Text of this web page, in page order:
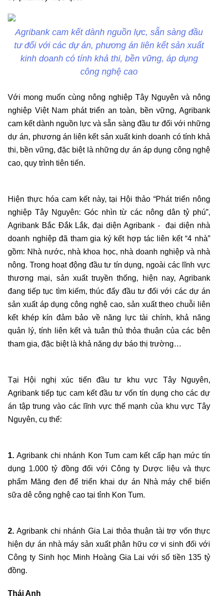
Agribank cam kết dành nguồn lực, sẵn sàng đầu
tư đối với các dự án, phương án liên kết sản xuất
kinh doanh có tính khả thi, bền vững, áp dụng
công nghệ cao
Với mong muốn cùng nông nghiệp Tây Nguyên và nông
nghiệp Việt Nam phát triển an toàn, bền vững, Agribank
cam kết dành nguồn lực và sẵn sàng đầu tư đối với những
dự án, phương án liên kết sản xuất kinh doanh có tính khả
thi, bền vững, đặc biệt là những dự án áp dụng công nghệ
cao, quy trình tiên tiến.
Hiện thực hóa cam kết này, tại Hội thảo “Phát triển nông
nghiệp Tây Nguyên: Góc nhìn từ các nông dân tỷ phú”,
Agribank Bắc Đắk Lắk, đại diện Agribank - đại diện nhà
doanh nghiệp đã tham gia ký kết hợp tác liên kết “4 nhà”
gồm: Nhà nước, nhà khoa học, nhà doanh nghiệp và nhà
nông. Trong hoạt động đầu tư tín dụng, ngoài các lĩnh vực
thương mại, sản xuất truyền thống, hiện nay, Agribank
đang tiếp tục tìm kiếm, thúc đẩy đầu tư đối với các dự án
sản xuất áp dụng công nghệ cao, sản xuất theo chuỗi liên
kết khép kín đảm bảo về năng lực tài chính, khả năng
quản lý, tính liên kết và tuân thủ thỏa thuận của các bên
tham gia, đặc biệt là khả năng dự báo thị trường…
Tại Hội nghị xúc tiến đầu tư khu vực Tây Nguyên,
Agribank tiếp tục cam kết đầu tư vốn tín dụng cho các dự
án tập trung vào các lĩnh vực thế mạnh của khu vực Tây
Nguyên, cụ thể:
1. Agribank chi nhánh Kon Tum cam kết cấp hạn mức tín
dụng 1.000 tỷ đồng đối với Công ty Dược liệu và thực
phẩm Măng đen để triển khai dự án Nhà máy chế biến
sữa dê công nghệ cao tại tỉnh Kon Tum.
2. Agribank chi nhánh Gia Lai thỏa thuận tài trợ vốn thực
hiện dự án nhà máy sản xuất phân hữu cơ vi sinh đối với
Công ty Sinh học Minh Hoàng Gia Lai với số tiền 135 tỷ
đồng.
Thái Anh